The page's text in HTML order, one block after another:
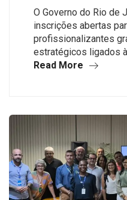
O Governo do Rio de
inscrições abertas
profissionalizantes
estratégicos ligados
Read More